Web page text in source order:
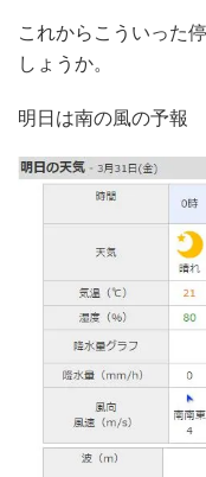
これからこういった
しょうか。
明日は南の風の予報